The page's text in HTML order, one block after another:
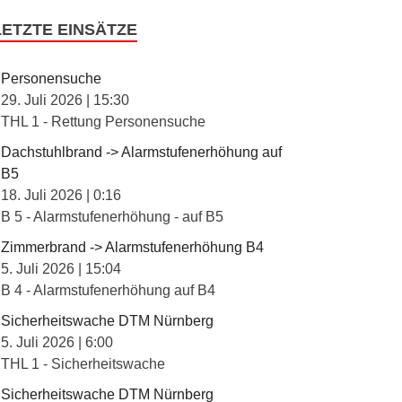
EINSÄTZE
Personensuche
29. Juli 2026
15:30
THL 1 - Rettung Personensuche
Dachstuhlbrand -> Alarmstufenerhöhung auf
B5
18. Juli 2026 |0:16
B 5 - Alarmstufenerhöhung - auf B5
Zimmerbrand -> Alarmstufenerhöhung B4
5. Juli 2026
15:04
B 4 - Alarmstufenerhöhung auf B4
Sicherheitswache DTM Nürnberg
5. Juli 2026 |6:00
THL 1 - Sicherheitswache
Sicherheitswache DTM Nürnberg